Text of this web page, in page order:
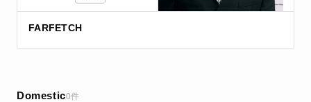
FARFETCH
Domestic0件